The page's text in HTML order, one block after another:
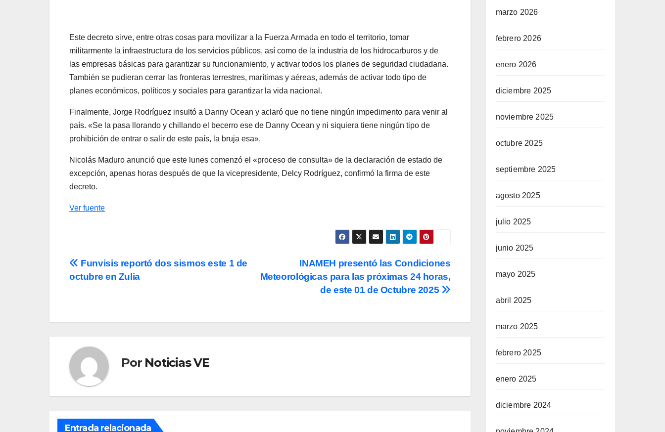
Este decreto sirve, entre otras cosas para movilizar a la Fuerza Armada en todo el territorio, tomar
militarmente la infraestructura de los servicios públicos, así como de la industria de los hidrocarburos y de
las empresas básicas para garantizar su funcionamiento, y activar todos los planes de seguridad ciudadana.
También se pudieran cerrar las fronteras terrestres, marítimas y aéreas, además de activar todo tipo de
planes económicos, políticos y sociales para garantizar la vida nacional.
Finalmente, Jorge Rodríguez insultó a Danny Ocean y aclaró que no tiene ningún impedimento para venir al
país. «Se la pasa llorando y chillando el becerro ese de Danny Ocean y ni siquiera tiene ningún tipo de
prohibición de entrar o salir de este país, la bruja esa».
Nicolás Maduro anunció que este lunes comenzó el «proceso de consulta» de la declaración de estado de
excepción, apenas horas después de que la vicepresidente, Delcy Rodríguez, confirmó la firma de este
decreto.
Ver fuente
Navegación
INAMEH presentó las Condiciones
Meteorológicas para las próximas 24 horas,
de este 01 de Octubre 2025
Funvisis reportó dos sismos este 1 de
octubre en Zulia
Por Noticias VE
Entrada relacionada
marzo 2026
febrero 2026
enero 2026
diciembre 2025
noviembre 2025
octubre 2025
septiembre 2025
agosto 2025
julio 2025
junio 2025
mayo 2025
abril 2025
marzo 2025
febrero 2025
enero 2025
diciembre 2024